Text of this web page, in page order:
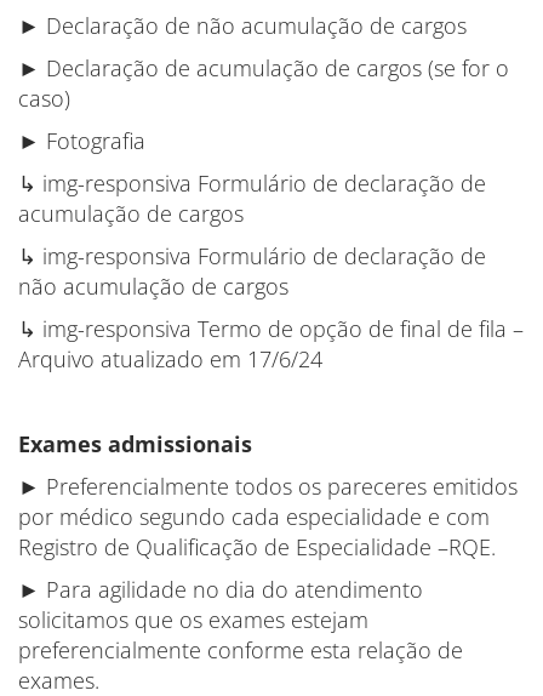
► Declaração de não acumulação de cargos
► Declaração de acumulação de cargos (se for o
caso)
► Fotografia
↳ img-responsiva Formulário de declaração de
acumulação de cargos
↳ img-responsiva Formulário de declaração de
não acumulação de cargos
↳ img-responsiva Termo de opção de final de fila –
Arquivo atualizado em 17/6/24
Exames admissionais
► Preferencialmente todos os pareceres emitidos
por médico segundo cada especialidade e com
Registro de Qualificação de Especialidade –RQE.
► Para agilidade no dia do atendimento
solicitamos que os exames estejam
preferencialmente conforme esta relação de
exames.